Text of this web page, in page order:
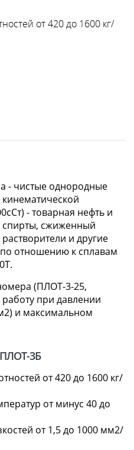
от 420 до 1600 кг/
- чистые однородные
- товарная нефть и
спирты, сжиженный
и другие
отношению к сплавам
(ПЛОТ-3-25,
при давлении
и максимальном
3Б
от 420 до 1600 кг/
от минус 40 до
от 1,5 до 1000 мм2/